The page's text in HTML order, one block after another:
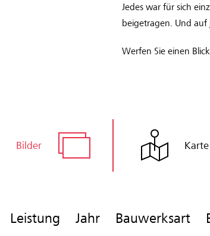
Jedes war für sich
beigetragen. Und auf
Werfen Sie einen
Bilder Karte
Leistung Jahr Bauwerksart